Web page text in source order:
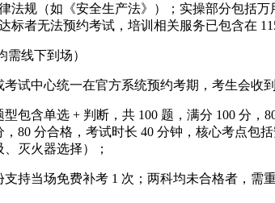
法规（如《安全生产法》）；实操部分包括
者无法预约考试，培训相关服务已包含在
线下到场）
试中心统一在官方系统预约考期，考生会收
包含单选 + 判断，共 100 题，满分 100 分
，80 分合格，考试时长 40 分钟，核心考点
灭火器选择）；
持当场免费补考 1 次；两科均未合格者，